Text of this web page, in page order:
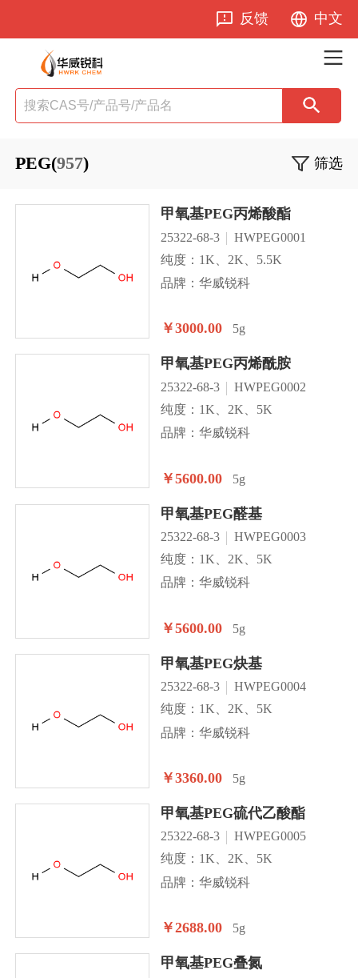
反馈 中文
PEG(957) 筛选
甲氧基PEG丙烯酸酯
25322-68-3
HWPEG0001
纯度：1K、2K、5.5K
品牌：华威锐科
￥3000.00 5g
甲氧基PEG丙烯酰胺
25322-68-3
HWPEG0002
纯度：1K、2K、5K
品牌：华威锐科
￥5600.00 5g
甲氧基PEG醛基
25322-68-3
HWPEG0003
纯度：1K、2K、5K
品牌：华威锐科
￥5600.00 5g
甲氧基PEG炔基
25322-68-3
HWPEG0004
纯度：1K、2K、5K
品牌：华威锐科
￥3360.00 5g
甲氧基PEG硫代乙酸酯
25322-68-3
HWPEG0005
纯度：1K、2K、5K
品牌：华威锐科
￥2688.00 5g
甲氧基PEG叠氮